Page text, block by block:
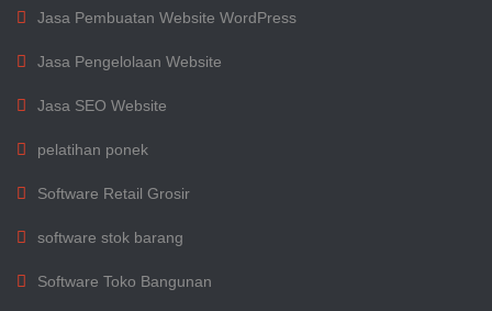
Jasa Pembuatan Website WordPress
Jasa Pengelolaan Website
Jasa SEO Website
pelatihan ponek
Software Retail Grosir
software stok barang
Software Toko Bangunan